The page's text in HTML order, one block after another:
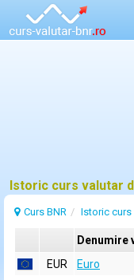
Istoric curs valutar
Curs BNR Istoric curs
Denumire
EUR
Euro